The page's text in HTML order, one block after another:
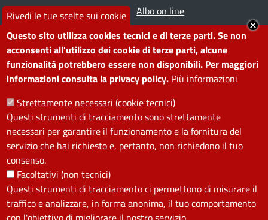
Rivedi le tue scelte sui cookie
Questo sito utilizza cookies tecnici e di terze parti. Se non
acconsenti all'utilizzo dei cookie di terze parti, alcune
funzionalità potrebbero essere non disponibili. Per maggiori
informazioni consulta la privacy policy. Più informazioni
Strettamente necessari (cookie tecnici)
Questi strumenti di tracciamento sono strettamente
necessari per garantire il funzionamento e la fornitura del
servizio che hai richiesto e, pertanto, non richiedono il tuo
consenso.
Facoltativi (non tecnici)
Questi strumenti di tracciamento ci permettono di misurare il
traffico e analizzare, in forma anonima, il tuo comportamento
Prenota appuntamento
Segnala disservizio
Amministrazione
trasparente
Note legali
Albo on line
Redazione web
Piano di miglioramento dei
servizi
Contatti
SEGUICI SU
Facebook
Instagram
YouTube
Telegram
WhatsApp
TwitterLinkedin
PRIVACY